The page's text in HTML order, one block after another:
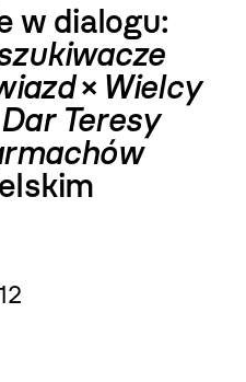
w dialogu:
× Wielcy
Teresy